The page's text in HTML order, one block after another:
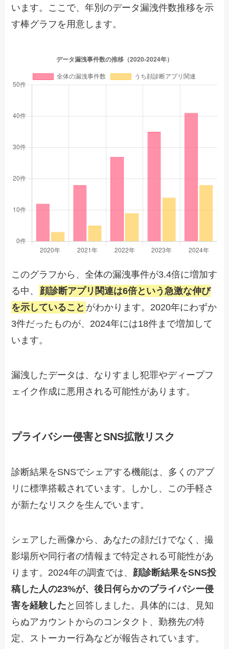
います。ここで、年別のデータ漏洩件数推移を示
す棒グラフを用意します。
このグラフから、全体の漏洩事件が3.4倍に増加す
る中、
顔診断アプリ関連は6倍という急激な伸び
を示していること がわかります。2020年にわずか
3件だったものが、2024年には18件まで増加して
います。
漏洩したデータは、なりすまし犯罪やディープフ
ェイク作成に悪用される可能性があります。
プライバシー侵害とSNS拡散リスク
診断結果をSNSでシェアする機能は、多くのアプ
リに標準搭載されています。しかし、この手軽さ
が新たなリスクを生んでいます。
シェアした画像から、あなたの顔だけでなく、撮
影場所や同行者の情報まで特定される可能性があ
ります。2024年の調査では、 顔診断結果をSNS投
稿した人の23%が、後日何らかのプライバシー侵
害を経験した と回答しました。具体的には、見知
らぬアカウントからのコンタクト、勤務先の特
定、ストーカー行為などが報告されています。